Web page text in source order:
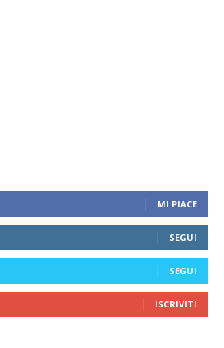
MI PIACE
SEGUI
SEGUI
ISCRIVITI